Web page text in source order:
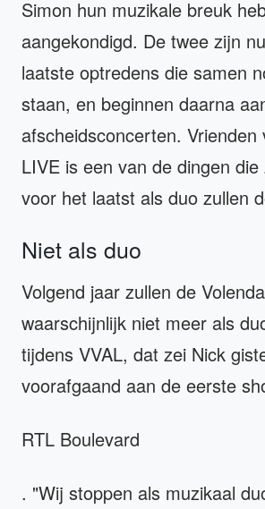
Simon hun muzikale breuk
aangekondigd. De twee zijn
laatste optredens die samen
staan, en beginnen daarna
afscheidsconcerten. Vrienden
LIVE is een van de dingen
voor het laatst als duo zullen
Niet als duo
Volgend jaar zullen de
waarschijnlijk niet meer als
tijdens VVAL, dat zei Nick
voorafgaand aan de eerste
RTL Boulevard
. "Wij stoppen als muzikaal